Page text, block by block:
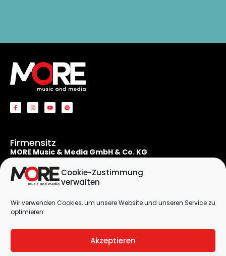
Cookie-Zustimmung
verwalten
Wir verwenden Cookies, um unsere Website und unseren Service zu
optimieren.
Akzeptieren
Firmensitz
MORE Music & Media GmbH & Co. KG
Apostelnstraße 19
50667 Köln
Deutschland
Rechtliches
Kontaktformular
Datenschutzerklärung